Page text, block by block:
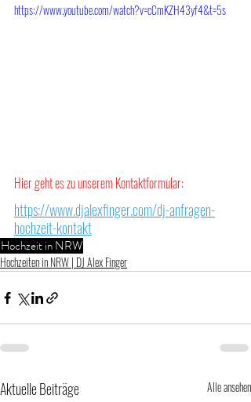
https://www.youtube.com/watch?v=cCmKZH43yf4&t=5s
Hier geht es zu unserem Kontaktformular:
https://www.djalexfinger.com/dj-anfragen-
hochzeit-kontakt
Hochzeit in NRW
Hochzeiten in NRW | DJ Alex Finger
Aktuelle Beiträge Alle ansehen